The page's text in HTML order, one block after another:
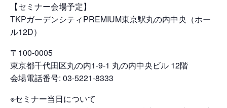
【セミナー会場予定】
TKPガーデンシティPREMIUM東京駅丸の内中央（ホー
ル12D）
〒100-0005
東京都千代田区丸の内1-9-1 丸の内中央ビル 12階
会場電話番号: 03-5221-8333
※セミナー当日について